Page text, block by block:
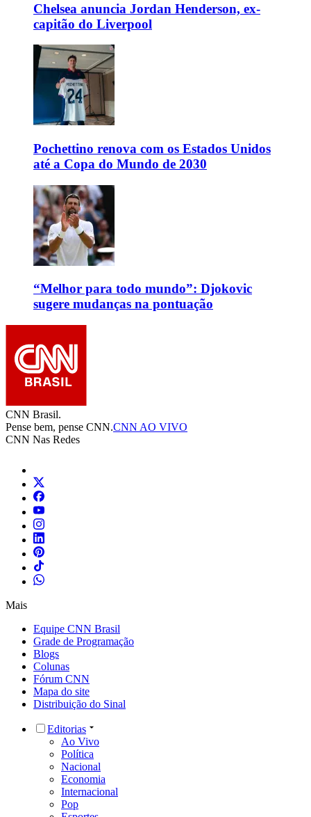
Chelsea anuncia Jordan Henderson, ex-
capitão do Liverpool
Pochettino renova com os Estados Unidos
até a Copa do Mundo de 2030
“Melhor para todo mundo”: Djokovic
sugere mudanças na pontuação
CNN Brasil.
Pense bem, pense CNN.CNN AO VIVO
CNN Nas Redes
Mais
Equipe CNN Brasil
Grade de Programação
Blogs
Colunas
Fórum CNN
Mapa do site
Distribuição do Sinal
Editorias
Ao Vivo
Política
Nacional
Economia
Internacional
Pop